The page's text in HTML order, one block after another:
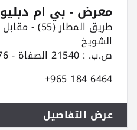
معرض - بي ام دبليو
طريق المطار (55) - مقابل سنترال كيفان
الشويخ
ص.ب. : 21540 الصفاة - 13076 الكويت
+965 184 6464
عرض التفاصيل